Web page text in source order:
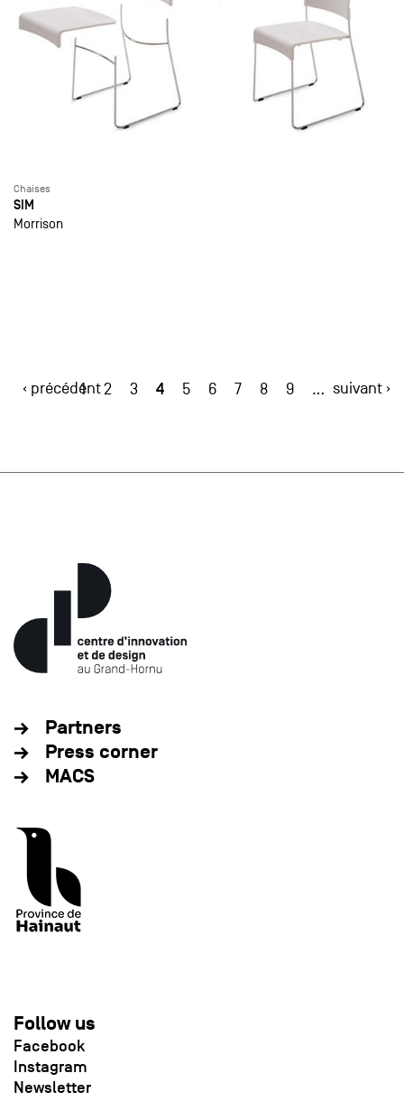
Chaises
SIM
Morrison
‹ précédent
1 2 3 4 5 6 7 8 9 … suivant ›
Partners
Press corner
MACS
Follow us
Facebook
Instagram
Newsletter